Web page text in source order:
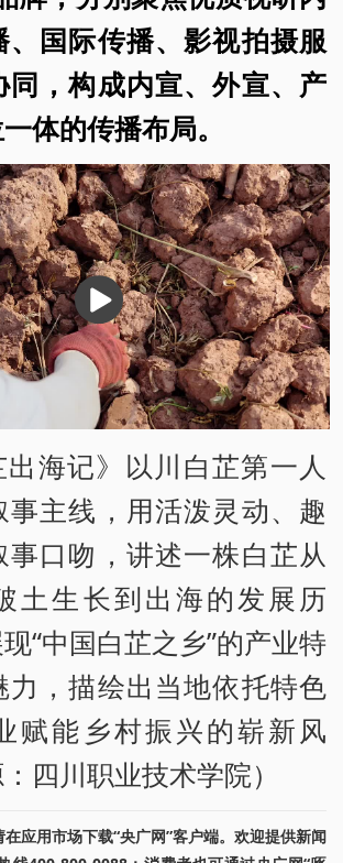
、国际传播、影视拍摄服
同，构成内宣、外宣、产
体的传播布局。
播
放
出海记》以川白芷第一人
主线，用活泼灵动、趣
事口吻，讲述一株白芷从
土生长到出海的发展历
“中国白芷之乡”的产业特
力，描绘出当地依托特色
赋能乡村振兴的崭新风
四川职业技术学院）
应用市场下载“央广网”客户端。欢迎提供新闻